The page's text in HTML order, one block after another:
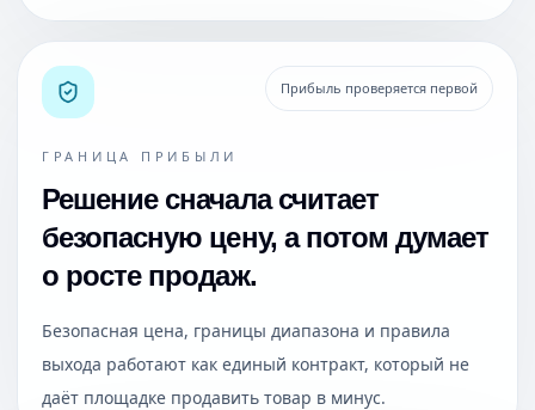
Прибыль проверяется первой
ГРАНИЦА ПРИБЫЛИ
Решение сначала считает
безопасную цену, а потом думает
о росте продаж.
Безопасная цена, границы диапазона и правила
выхода работают как единый контракт, который не
даёт площадке продавить товар в минус.